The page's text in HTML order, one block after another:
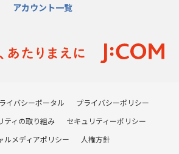
アカウント一覧
イバシーポータル
プライバシーポリシー
ティの取り組み
セキュリティーポリシー
ルメディアポリシー
人権方針